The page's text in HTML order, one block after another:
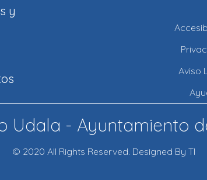
y
Aviso
Udala - Ayuntamiento
© 2020 All Rights Reserved. Designed By TI